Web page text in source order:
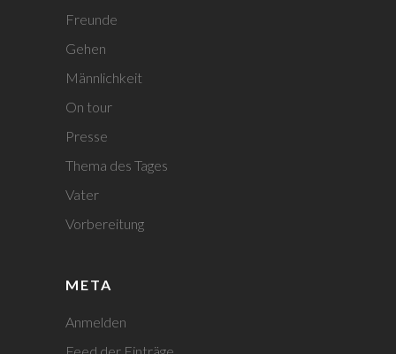
Freunde
Gehen
Männlichkeit
On tour
Presse
Thema des Tages
Vater
Vorbereitung
META
Anmelden